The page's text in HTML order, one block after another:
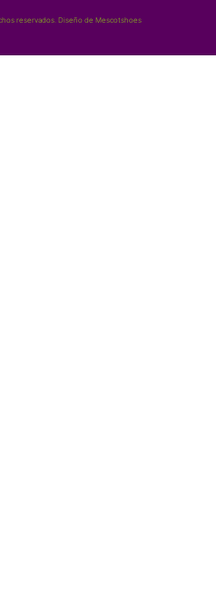
reservados. Diseño de Mescotshoes